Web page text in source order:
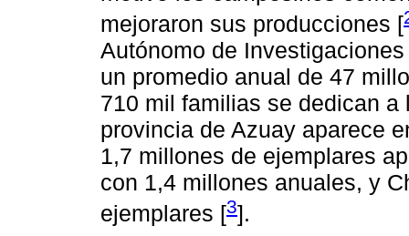
mejoraron sus producciones [
Autónomo de
un promedio anual de 47
710 mil familias se dedican
provincia de Azuay aparece
1,7 millones de ejemplares
con 1,4 millones anuales, y
ejemplares [3].